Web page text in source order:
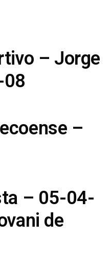
– Jorge
08
–
– 05-04-
de